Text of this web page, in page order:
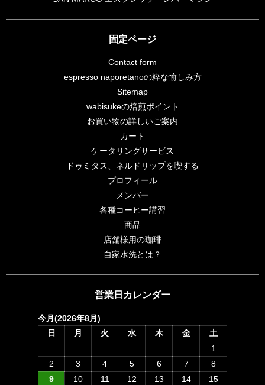
固定ページ
Contact form
espresso naporetanoの粋な愉しみ方
Sitemap
wabisukeの焙煎ポイント
お買い物の詳しいご案内
カート
ケータリングサービス
ドゥミタス、ネルドリップを喫する
プロフィール
メンバー
各種コーヒー講習
商品
店舗様用の珈琲
自家水洗とは？
営業日カレンダー
今月(2026年8月)
日
月 火 水 木 金
土
1
2
3 4 5 6 7
8
9
10 11 12 13 14 15